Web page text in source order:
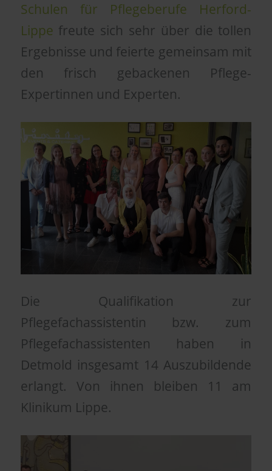
Schulen für Pflegeberufe Herford-
Lippe freute sich sehr über die tollen
Ergebnisse und feierte gemeinsam mit
den frisch gebackenen Pflege-
Expertinnen und Experten.
Die Qualifikation zur
Pflegefachassistentin bzw. zum
Pflegefachassistenten haben in
Detmold insgesamt 14 Auszubildende
erlangt. Von ihnen bleiben 11 am
Klinikum Lippe.